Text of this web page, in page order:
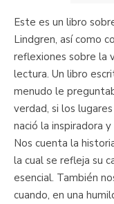
Este es un libro
Lindgren, así como
reflexiones sobre la
lectura. Un libro
menudo le
verdad, si los
nació la inspiradora
Nos cuenta la
la cual se refleja su
esencial. También
cuando, en una